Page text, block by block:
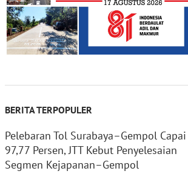
BERITA TERPOPULER
Pelebaran Tol Surabaya–Gempol Capai
97,77 Persen, JTT Kebut Penyelesaian
Segmen Kejapanan–Gempol